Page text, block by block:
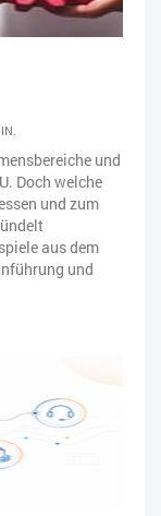
und
Doch welche
und zum
aus dem
und